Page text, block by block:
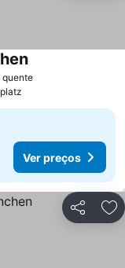
quente
Ver preços
Partilhar